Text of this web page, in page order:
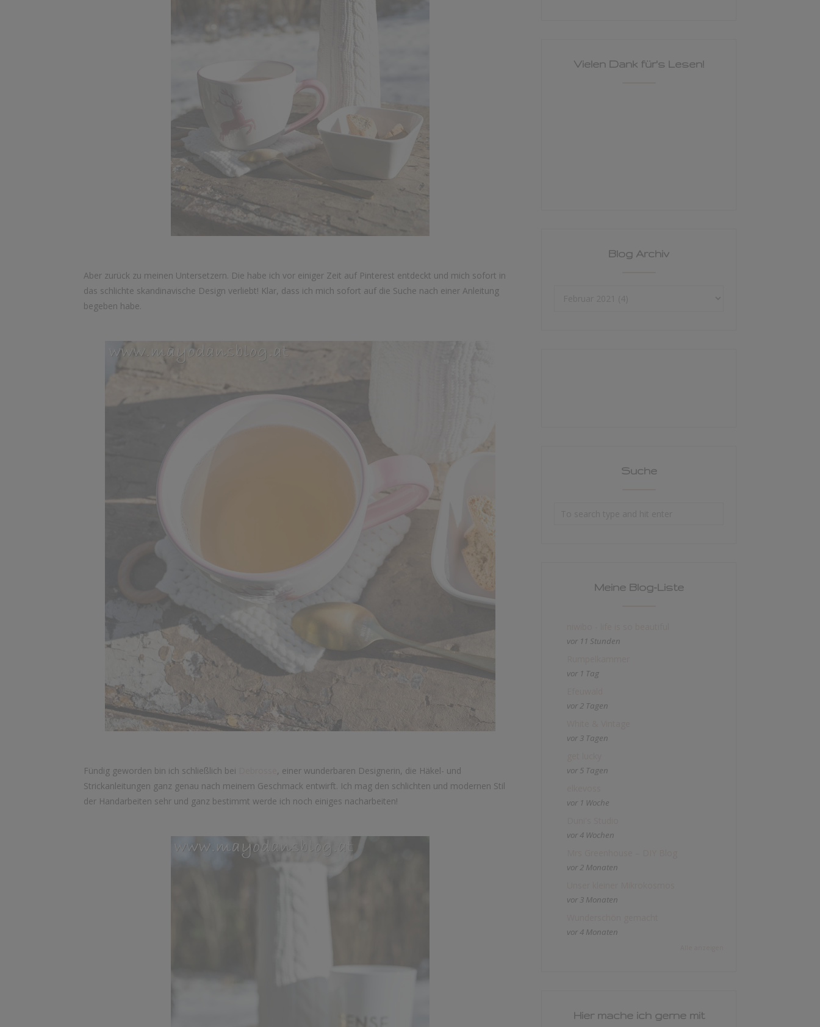
Aber zurück zu meinen Untersetzern. Die habe ich vor einiger Zeit auf Pinterest entdeckt und mich sofort in
das schlichte skandinavische Design verliebt! Klar, dass ich mich sofort auf die Suche nach einer Anleitung
begeben habe.
Fündig geworden bin ich schließlich bei
, einer wunderbaren Designerin, die Häkel- und
Strickanleitungen ganz genau nach meinem Geschmack entwirft. Ich mag den schlichten und modernen Stil
der Handarbeiten sehr und ganz bestimmt werde ich noch einiges nacharbeiten!
Vielen Dank für's Lesen!
Blog Archiv
Suche
Meine Blog-Liste
vor 11 Stunden
vor 1 Tag
vor 2 Tagen
vor 3 Tagen
vor 5 Tagen
vor 1 Woche
vor 4 Wochen
vor 2 Monaten
vor 3 Monaten
vor 4 Monaten
Hier mache ich gerne mit